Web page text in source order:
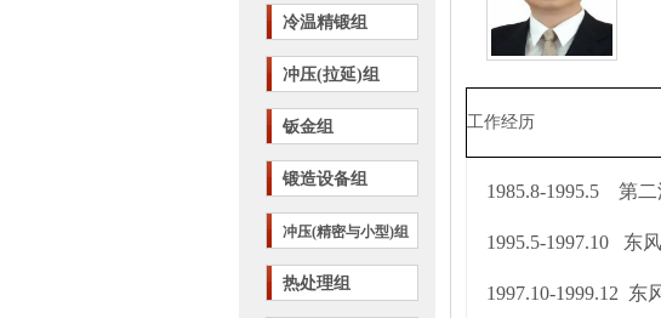
冷温精锻组
冲压(拉延)组
钣金组
锻造设备组
冲压(精密与小型)组
热处理组
工作经历
1985.8-1995.5 第二
1995.5-1997.10 东
1997.10-1999.12 东